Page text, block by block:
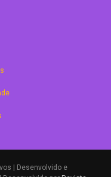
| Desenvolvido e